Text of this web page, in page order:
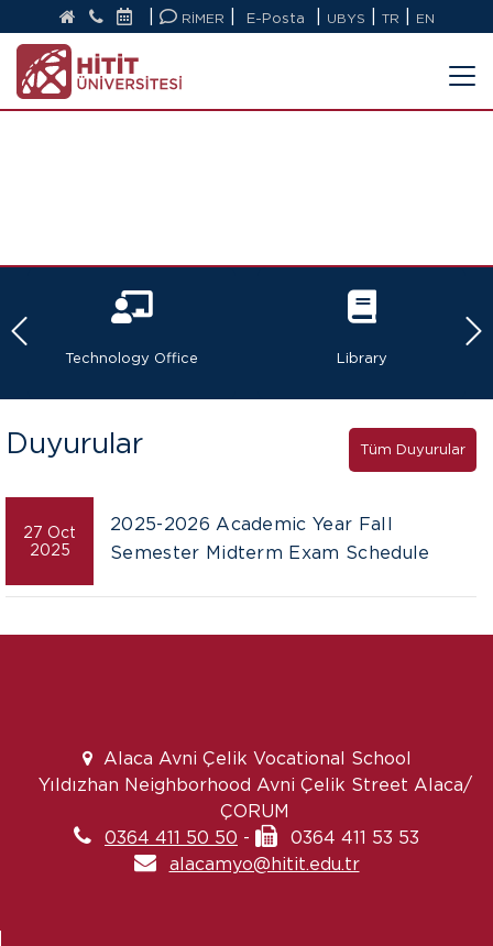
RİMER E-Posta UBYS TR EN
Technology Office Library
Duyurular Tüm Duyurular
27 Oct
2025
2025-2026 Academic Year Fall
Semester Midterm Exam Schedule
Alaca Avni Çelik Vocational School
Yıldızhan Neighborhood Avni Çelik Street Alaca/
ÇORUM
0364 411 50 50 -
0364 411 53 53
alacamyo@hitit.edu.tr